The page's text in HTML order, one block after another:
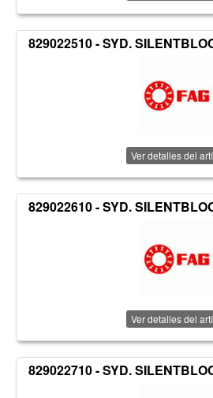
829022510 - SYD.
Ver detalles del
829022610 - SYD.
Ver detalles del
829022710 - SYD.